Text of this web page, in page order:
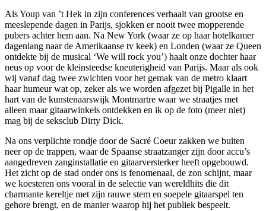
Als Youp van ’t Hek in zijn conferences verhaalt van grootse en
meeslepende dagen in Parijs, sjokken er nooit twee mopperende
pubers achter hem aan. Na New York (waar ze op haar hotelkamer
dagenlang naar de Amerikaanse tv keek) en Londen (waar ze Queen
ontdekte bij de musical ‘We will rock you’) haalt onze dochter haar
neus op voor de kleinsteedse kneuterigheid van Parijs. Maar als ook
wij vanaf dag twee zwichten voor het gemak van de metro klaart
haar humeur wat op, zeker als we worden afgezet bij Pigalle in het
hart van de kunstenaarswijk Montmartre waar we straatjes met
alleen maar gitaarwinkels ontdekken en ik op de foto (meer niet)
mag bij de seksclub Dirty Dick.
Na ons verplichte rondje door de Sacré Coeur zakken we buiten
neer op de trappen, waar de Spaanse straatzanger zijn door accu’s
aangedreven zanginstallatie en gitaarversterker heeft opgebouwd.
Het zicht op de stad onder ons is fenomenaal, de zon schijnt, maar
we koesteren ons vooral in de selectie van wereldhits die dit
charmante kereltje met zijn rauwe stem en soepele gitaarspel ten
gehore brengt, en de manier waarop hij het publiek bespeelt.